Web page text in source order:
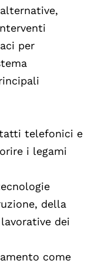
per
telefonici e
i legami
della
dei
come